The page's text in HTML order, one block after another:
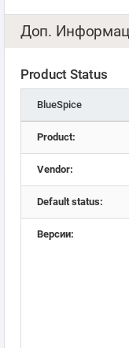
Доп.
Product Status
BlueSpice
Product:
Vendor:
Default status:
Версии: